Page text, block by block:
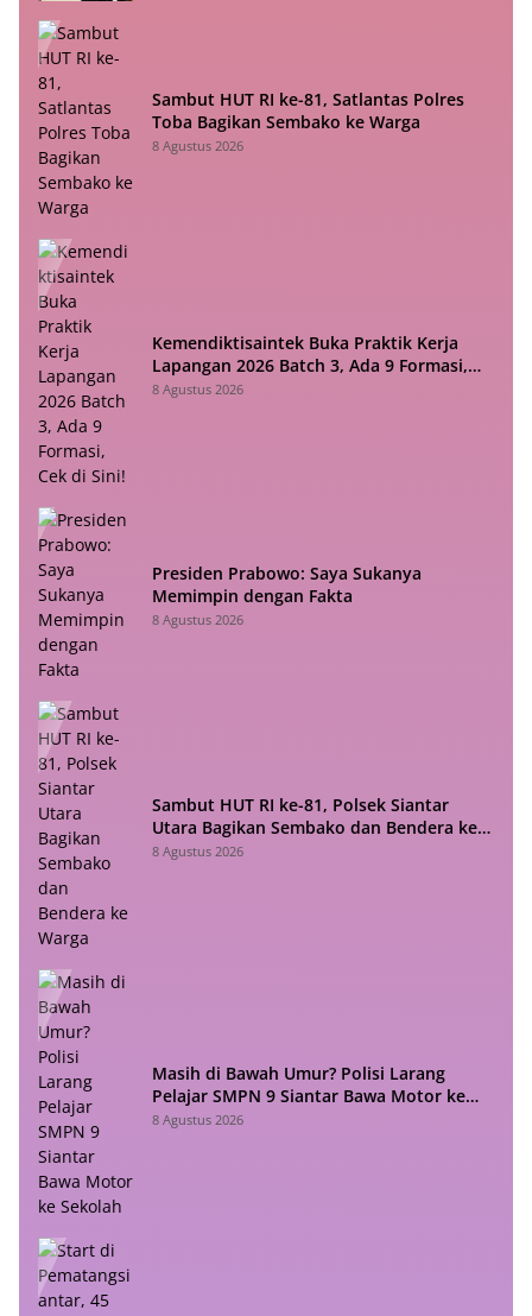
Sambut HUT RI ke-81, Satlantas Polres
Toba Bagikan Sembako ke Warga
8 Agustus 2026
Kemendiktisaintek Buka Praktik Kerja
Lapangan 2026 Batch 3, Ada 9 Formasi,
Cek di Sini!
8 Agustus 2026
Presiden Prabowo: Saya Sukanya
Memimpin dengan Fakta
8 Agustus 2026
Sambut HUT RI ke-81, Polsek Siantar
Utara Bagikan Sembako dan Bendera ke
Warga
8 Agustus 2026
Masih di Bawah Umur? Polisi Larang
Pelajar SMPN 9 Siantar Bawa Motor ke
Sekolah
8 Agustus 2026